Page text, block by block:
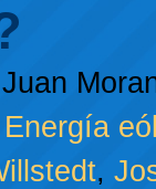
Energía
,